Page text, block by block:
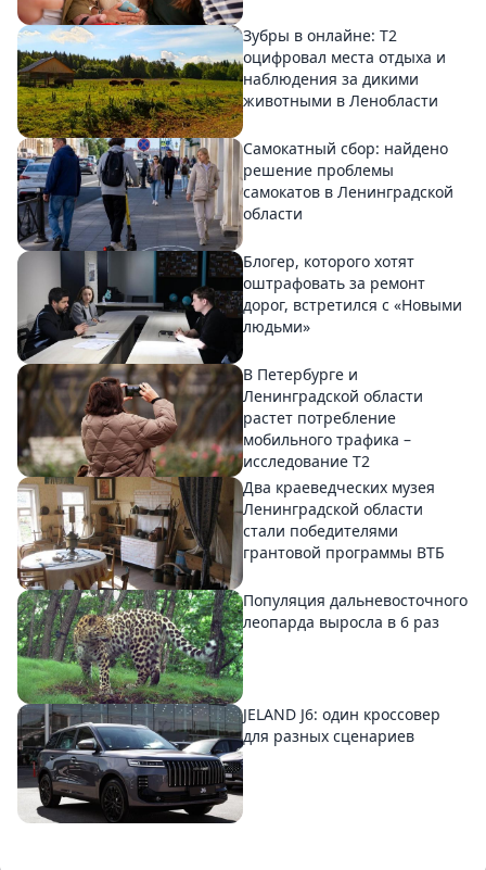
Зубры в онлайне: Т2
оцифровал места отдыха и
наблюдения за дикими
животными в Ленобласти
Самокатный сбор: найдено
решение проблемы
самокатов в Ленинградской
области
Блогер, которого хотят
оштрафовать за ремонт
дорог, встретился с «Новыми
людьми»
В Петербурге и
Ленинградской области
растет потребление
мобильного трафика –
исследование T2
Два краеведческих музея
Ленинградской области
стали победителями
грантовой программы ВТБ
Популяция дальневосточного
леопарда выросла в 6 раз
JELAND J6: один кроссовер
для разных сценариев